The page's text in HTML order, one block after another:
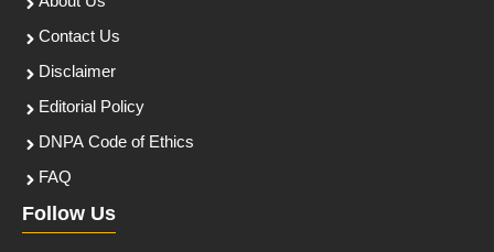
Contact Us
Disclaimer
Editorial Policy
DNPA Code of Ethics
FAQ
Follow Us